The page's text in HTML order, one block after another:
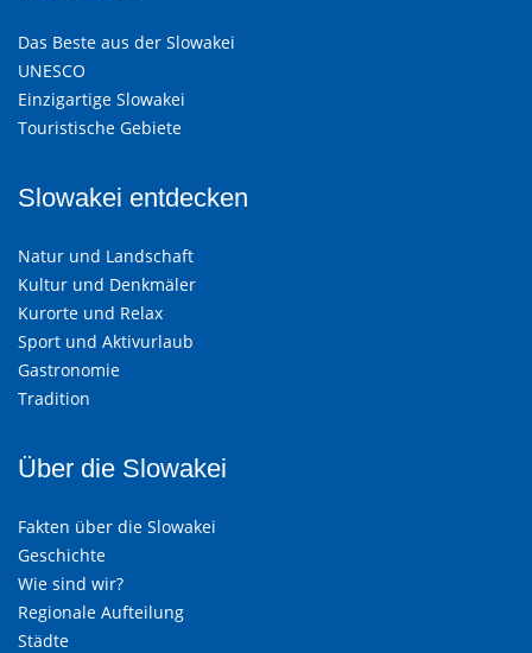
Das Beste aus der Slowakei
UNESCO
Einzigartige Slowakei
Touristische Gebiete
Slowakei entdecken
Natur und Landschaft
Kultur und Denkmäler
Kurorte und Relax
Sport und Aktivurlaub
Gastronomie
Tradition
Über die Slowakei
Fakten über die Slowakei
Geschichte
Wie sind wir?
Regionale Aufteilung
Städte